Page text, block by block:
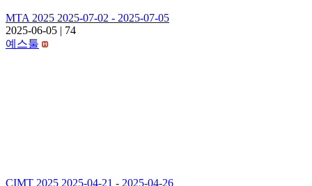
MTA 2025 2025-07-02 - 2025-07-05
2025-06-05 | 74
예스툴
CIMT 2025 2025-04-21 - 2025-04-26